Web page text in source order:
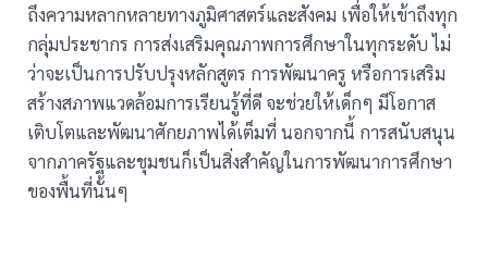
ถึงความหลากหลายทางภูมิศาสตร์และสังคม เพื่อให้เข้าถึงทุก
กลุ่มประชากร การส่งเสริมคุณภาพการศึกษาในทุกระดับ ไม่
ว่าจะเป็นการปรับปรุงหลักสูตร การพัฒนาครู หรือการเสริม
สร้างสภาพแวดล้อมการเรียนรู้ที่ดี จะช่วยให้เด็กๆ มีโอกาส
เติบโตและพัฒนาศักยภาพได้เต็มที่ นอกจากนี้ การสนับสนุน
จากภาครัฐและชุมชนก็เป็นสิ่งสำคัญในการพัฒนาการศึกษา
ของพื้นที่นั้นๆ